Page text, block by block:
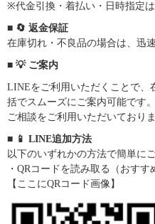
※代金引換・着払い・日時指定は
■ 🔄 返金保証
在庫切れ・不良品の場合は、迅
■ 💡 ご案内
LINEをご利用いただくことで、
括でスムーズにご案内可能です
ご相談をご利用いただいておりま
■ 📱 LINE追加方法
以下のいずれかの方法で簡単に
・QRコードを読み取る（おすす
【ここにQRコード画像】